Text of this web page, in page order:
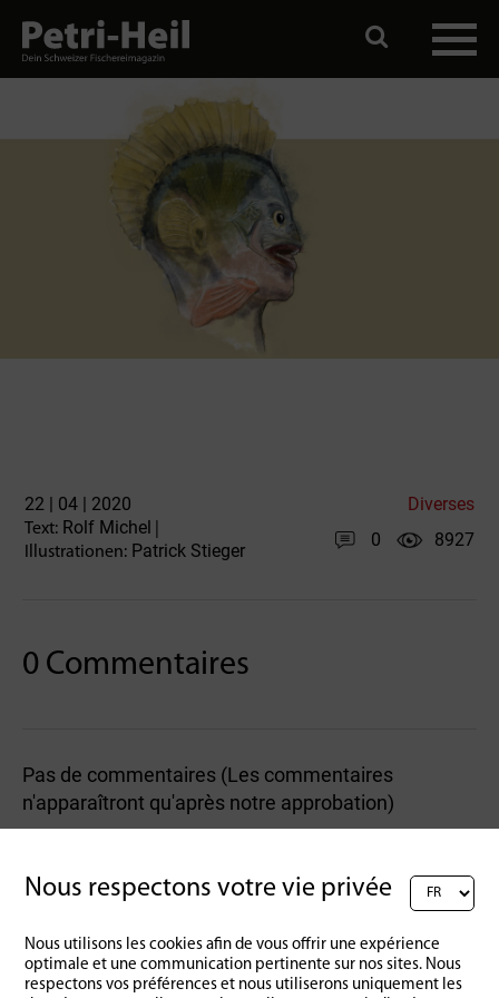
22 | 04 | 2020 Diverses
Text: Rolf Michel
Illustrationen: Patrick Stieger
0 8927
0 Commentaires
Pas de commentaires (Les commentaires
n'apparaîtront qu'après notre approbation)
Rédigez un commentaire :
Nous respectons votre vie privée
Nous utilisons les cookies afin de vous offrir une expérience
optimale et une communication pertinente sur nos sites. Nous
respectons vos préférences et nous utiliserons uniquement les